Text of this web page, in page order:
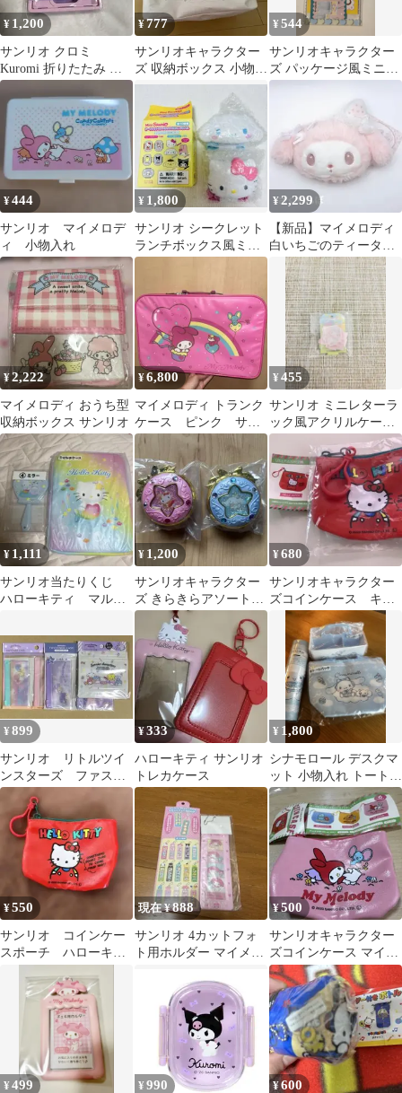
¥ 1,200
サンリオ クロミ
Kuromi 折りたたみ 収
納コンテナ(S)
¥777
サンリオキャラクター
ズ 収納ボックス 小物入
れ
¥544
サンリオキャラクター
ズ パッケージ風ミニ小
物入れ シナモロール
¥444
サンリオ マイメロデ
ィ 小物入れ
¥ 1,800
サンリオ シークレット
ランチボックス風ミニ
小物入れ 2種
¥2,299
【新品】マイメロディ
白いちごのティータイ
ム フェイスパスケース
¥2,222
マイメロディ おうち型
収納ボックス サンリオ
¥6,800
マイメロディ トランク
ケース ピンク サン
リオ 1986年製 レト
ロ
¥455
サンリオ ミニレターラ
ック風アクリルケース2
マイメロディ ガチャ
¥ 1,111
サンリオ当たりくじ
ハローキティ マルチ
¥ 1,200
サンリオキャラクター
ズ きらきらアソートコ
レクション
¥680
サンリオキャラクター
ズコインケース キテ
¥899
サンリオ リトルツイ
ンスターズ ファスナ
ーケース チャック袋
¥333
ハローキティ サンリオ
トレカケース
¥ 1,800
シナモロール デスクマ
ット 小物入れ トートバ
ッグ 3点セット
¥550
サンリオ コインケー
スポーチ ハローキテ
現在 ¥888
サンリオ 4カットフォ
ト用ホルダー マイメロ
¥500
サンリオキャラクター
ズコインケース マイメ
ロディ
¥499 ¥ 990 ¥600